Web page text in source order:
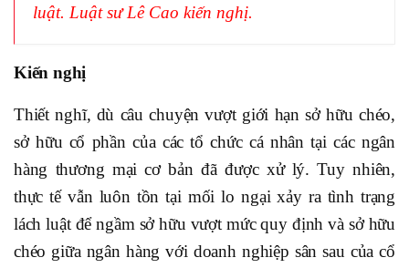
luật. Luật sư Lê Cao kiến nghị.
Kiến nghị
Thiết nghĩ, dù câu chuyện vượt giới hạn sở hữu chéo,
sở hữu cổ phần của các tổ chức cá nhân tại các ngân
hàng thương mại cơ bản đã được xử lý. Tuy nhiên,
thực tế vẫn luôn tồn tại mối lo ngại xảy ra tình trạng
lách luật để ngầm sở hữu vượt mức quy định và sở hữu
chéo giữa ngân hàng với doanh nghiệp sân sau của cổ